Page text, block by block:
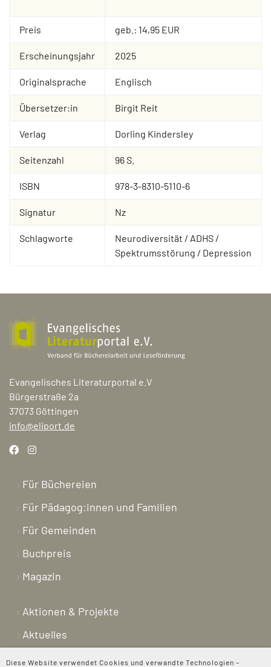
Diese Website verwendet Cookies und verwandte Technologien –
Preis geb.: 14,95 EUR
Erscheinungsjahr 2025
Originalsprache Englisch
Übersetzer:in Birgit Reit
Verlag Dorling Kindersley
Seitenzahl 96 S.
ISBN 978-3-8310-5110-6
Signatur Nz
Schlagworte
Neurodiversität / ADHS /
Spektrumsstörung / Depression
Evangelisches Literaturportal e.V
Bürgerstraße 2a
37073 Göttingen
info@eliport.de
Für Büchereien
Für Pädagog:innen und Familien
Für Gemeinden
Buchpreis
Magazin
Aktionen & Projekte
Aktuelles
Newsletter